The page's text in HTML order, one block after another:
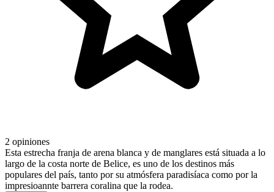
2 opiniones
Esta estrecha franja de arena blanca y de manglares está situada a lo
largo de la costa norte de Belice, es uno de los destinos más
populares del país, tanto por su atmósfera paradisíaca como por la
impresioannte barrera coralina que la rodea.